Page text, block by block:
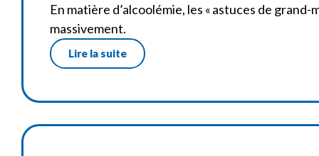
En matière d’alcoolémie, les « astuces de
massivement.
Lire la suite